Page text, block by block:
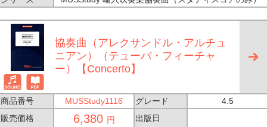
協奏曲（アレクサンドル・アルチュ
ニアン）（テューバ・フィーチャ
ー）【Concerto】
商品番号 MUSStudy1116 グレード
4.5
販売価格
6,380 円
出版日